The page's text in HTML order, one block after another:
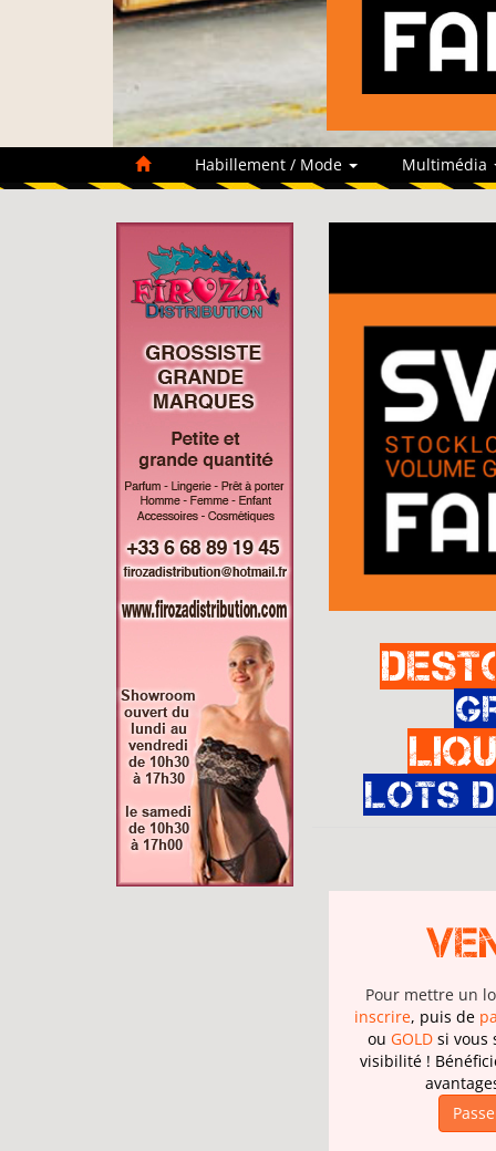
Habillement / Mode Multimédia
Lots
Pour mettre un
inscrire, puis de
ou GOLD si vous
visibilité !